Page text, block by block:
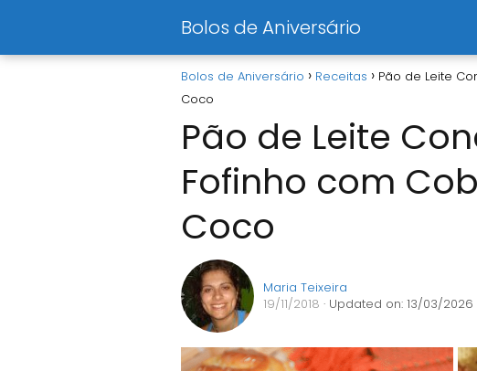
Bolos de Aniversário
Bolos de Aniversário Receitas
Pão de Leite
Coco
Pão de Leite
Fofinho com
Coco
Maria Teixeira
19/11/2018 · Updated on: 13/03/2026